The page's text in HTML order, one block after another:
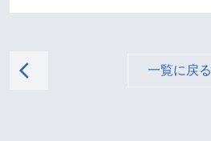
arrow_back_ios 一覧に戻る